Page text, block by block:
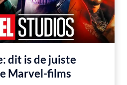
dit is de juiste
Marvel-films